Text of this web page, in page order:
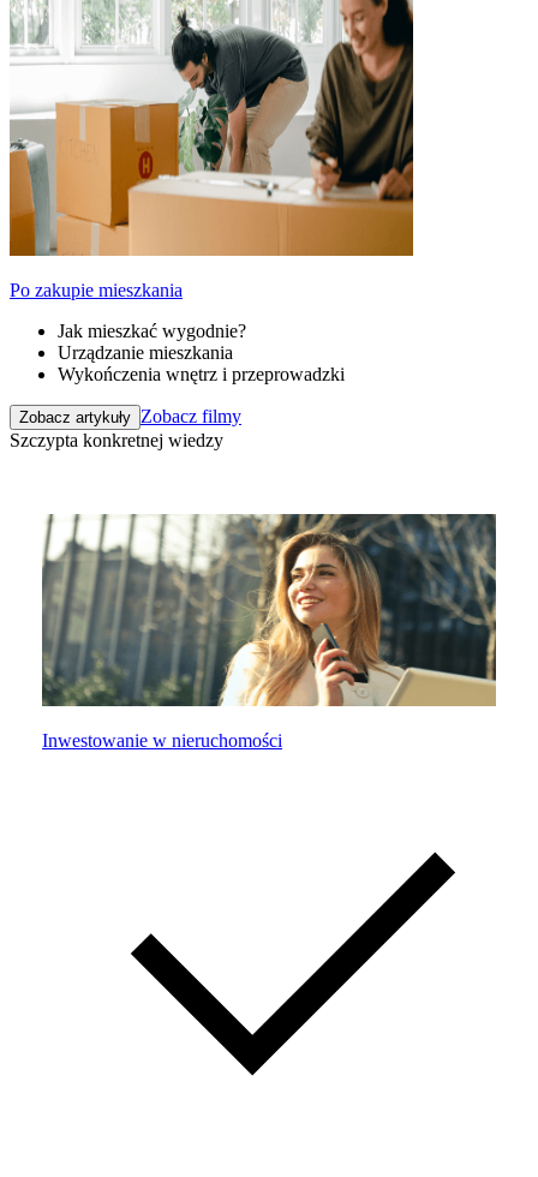
Po zakupie mieszkania
Jak mieszkać wygodnie?
Urządzanie mieszkania
Wykończenia wnętrz i przeprowadzki
Zobacz artykuły Zobacz filmy
Szczypta konkretnej wiedzy
Inwestowanie w nieruchomości